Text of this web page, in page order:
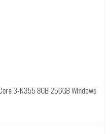
3-N355 8GB 256GB Windows